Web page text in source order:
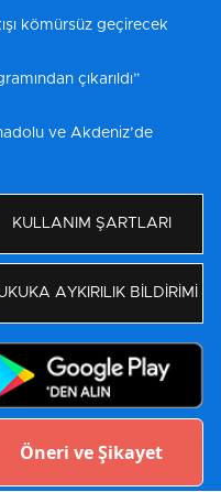
kömürsüz geçirecek
çıkarıldı”
ve Akdeniz’de
KULLANIM ŞARTLARI
AYKIRILIK BİLDİRİMİ
Öneri ve Şikayet